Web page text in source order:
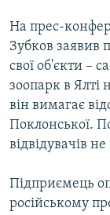
На прес-
Зубков заявив
свої об'єкти –
зоопарк в Ялті
він вимагає
Поклонської.
відвідувачів
Підприємець
російському